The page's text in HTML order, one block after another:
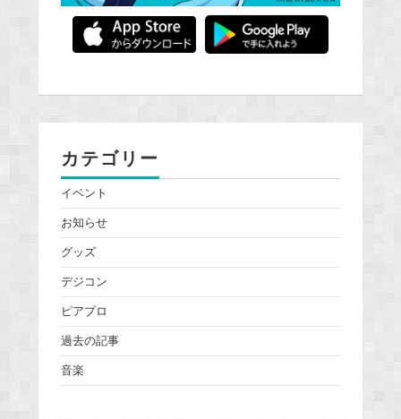
カテゴリー
イベント
お知らせ
グッズ
デジコン
ピアプロ
過去の記事
音楽